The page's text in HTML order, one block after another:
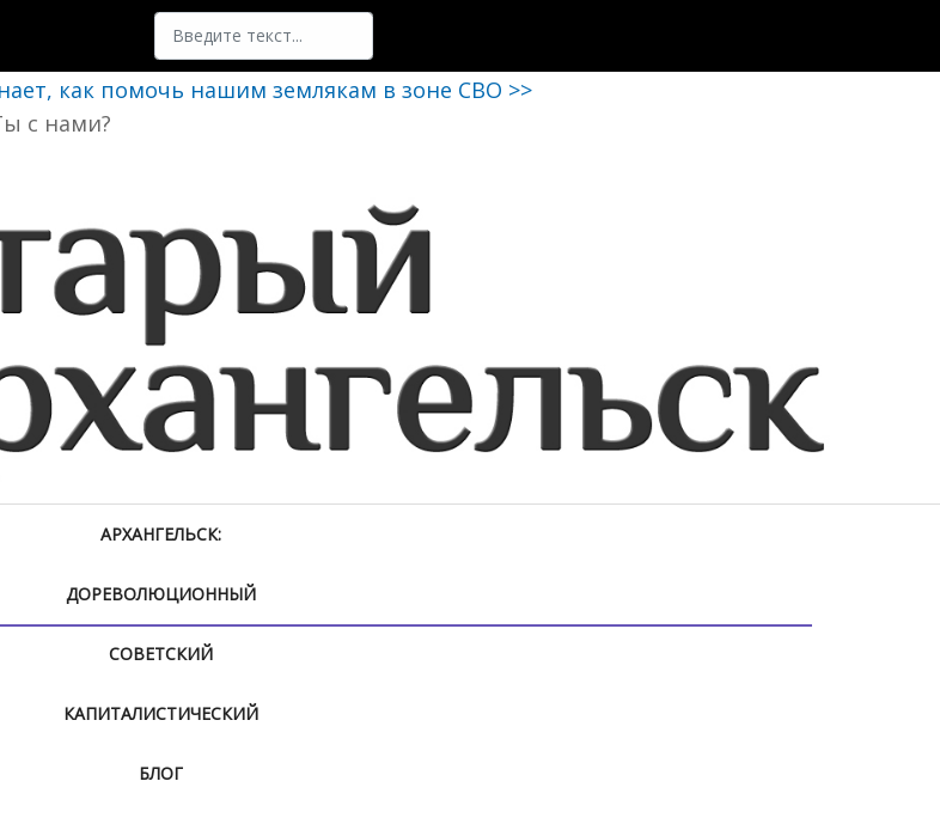
Поиск
как помочь нашим землякам в зоне СВО >>
с нами?
АРХАНГЕЛЬСК:
ДОРЕВОЛЮЦИОННЫЙ
СОВЕТСКИЙ
КАПИТАЛИСТИЧЕСКИЙ
БЛОГ